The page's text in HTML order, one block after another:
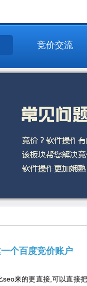
竞价交流
个百度竞价账户
来的更直接,可以直接